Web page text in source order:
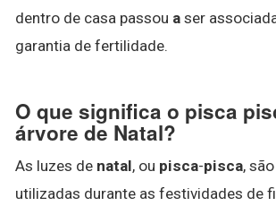
dentro de casa passou a ser
garantia de fertilidade.
O que significa o pisca
árvore de Natal?
As luzes de natal, ou pisca-pisca,
utilizadas durante as festividades de